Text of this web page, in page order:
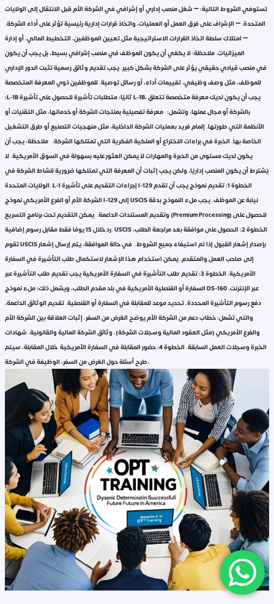
تستوفي الشروط التالية: – شغل منصب إداري أو إشرافي في الشركة الأم قبل الانتقال إلى الولايات
المتحدة. – الإشراف على فرق العمل أو العمليات، واتخاذ قرارات إدارية رئيسية تؤثر على أداء الشركة.
– امتلاك سلطة اتخاذ القرارات الاستراتيجية مثل تعيين الموظفين، التخطيط المالي، أو إدارة
الميزانيات. ملاحظة: لا يكفي أن يكون الموظف في منصب إشرافي بسيط، بل يجب أن يكون
في منصب قيادي حقيقي يؤثر على الشركة بشكل كبير. يجب تقديم وثائق رسمية تثبت الدور الإداري
للموظف، مثل وصف وظيفي، تقييمات أداء، أو رسائل توصية. للموظفين ذوي المعرفة المتخصصة
:L-1B ثانيًا: متطلبات تأشيرة للحصول على تأشيرة L-1B، يجب أن يكون لديك معرفة متخصصة تتعلق
بالشركة أو مجال عملها، وتشمل: معرفة تفصيلية بمنتجات الشركة أو خدماتها، مثل التقنيات أو
الأنظمة التي طورتها. إلمام فريد بعمليات الشركة الداخلية، مثل منهجيات التصنيع أو طرق التشغيل
الخاصة بها. الخبرة في براءات الاختراع أو الملكية الفكرية التي تمتلكها الشركة. ملاحظة: يجب أن
يكون لديك مستوى من الخبرة والمهارات لا يمكن العثور عليه بسهولة في السوق الأمريكية. لا
يُشترط أن يكون المنصب إداريًا، ولكن يجب إثبات أن المعرفة التي تمتلكها ضرورية لنشاط الشركة في
الولايات المتحدة. L-1 إجراءات التقديم على تأشيرة I-129 الخطوة 1: تقديم نموذج يجب أن تقدم
الشركة الأم أو الفرع الأمريكي نموذج I-129 إلى USCIS نيابة عن الموظف. يجب ملء النموذج بدقة
وتقديم المستندات الداعمة. يمكن التقديم تحت برنامج التسريع (Premium Processing) للحصول على
رد خلال 15 يومًا فقط مقابل رسوم إضافية. USCIS الخطوة 2: الحصول على موافقة بعد مراجعة الطلب،
تقوم USCIS بإصدار إشعار القبول إذا تم استيفاء جميع الشروط. في حالة الموافقة، يتم إرسال إشعار
إلى صاحب العمل والمتقدم. يمكن استخدام هذا الإشعار لاستكمال طلب التأشيرة في السفارة
الأمريكية. الخطوة 3: تقديم طلب التأشيرة في السفارة الأمريكية يجب تقديم طلب التأشيرة عبر
السفارة أو القنصلية الأمريكية في بلد مقدم الطلب، ويشمل ذلك: ملء نموذج DS-160 عبر الإنترنت.
دفع رسوم التأشيرة المحددة. تحديد موعد للمقابلة في السفارة أو القنصلية. تقديم الوثائق الداعمة،
والتي تشمل: خطاب دعم من الشركة الأم يوضح الغرض من السفر. إثبات العلاقة بين الشركة الأم
والفرع الأمريكي (مثل العقود المالية وسجلات الشركة). وثائق الشركة المالية والقانونية. شهادات
الخبرة وسجلات العمل السابقة. الخطوة 4: حضور المقابلة في السفارة الأمريكية خلال المقابلة، سيتم
طرح أسئلة حول الغرض من السفر، الوظيفة في الشركة،